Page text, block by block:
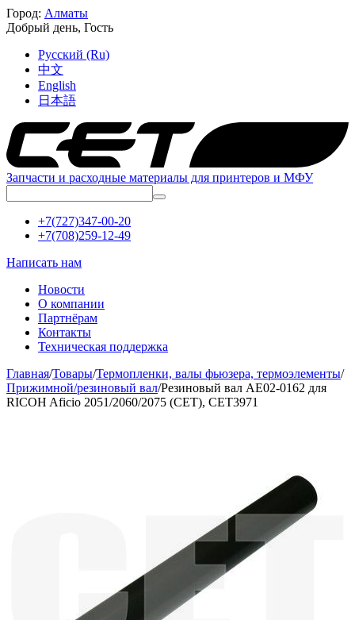
Город: Алматы
Добрый день, Гость
Русский (Ru)
中文
English
日本語
Запчасти и расходные материалы для принтеров и МФУ
+7(727)347-00-20
+7(708)259-12-49
Написать нам
Новости
О компании
Партнёрам
Контакты
Техническая поддержка
Главная/Товары/Термопленки, валы фьюзера, термоэлементы/
Прижимной/резиновый вал/Резиновый вал AE02-0162 для
RICOH Aficio 2051/2060/2075 (CET), CET3971